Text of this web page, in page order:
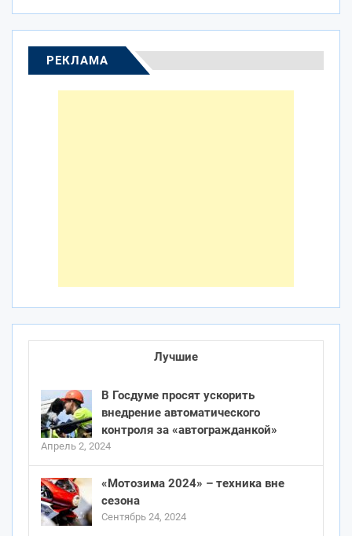
РЕКЛАМА
Лучшие
В Госдуме просят ускорить
внедрение автоматического
контроля за «автогражданкой»
Апрель 2, 2024
«Мотозима 2024» – техника вне
сезона
Сентябрь 24, 2024